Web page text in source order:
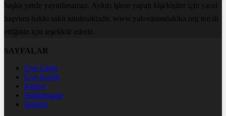
başka yerde yayınlanamaz. Aykırı işlem yapan kişi/kişiler için yasal
başvuru hakkı saklı tutulmaktadır. www.yalovasondakika.org tercih
ettiğiniz için teşekkür ederiz.
SAYFALAR
Üye Girişi
Üye Kaydı
Künye
Hakkımızda
İletişim